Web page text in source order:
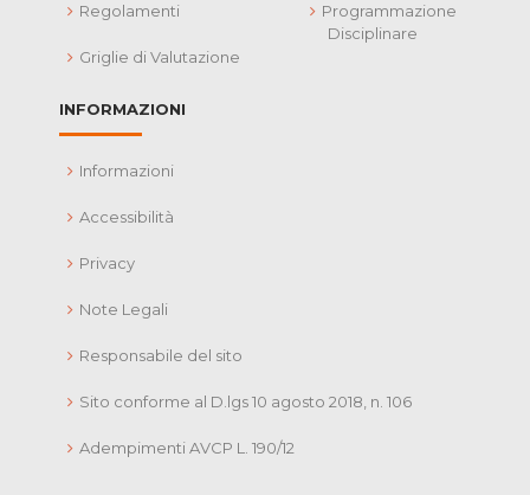
Regolamenti
Griglie di Valutazione
Programmazione
Disciplinare
INFORMAZIONI
Informazioni
Accessibilità
Privacy
Note Legali
Responsabile del sito
Sito conforme al D.lgs 10 agosto 2018, n. 106
Adempimenti AVCP L. 190/12